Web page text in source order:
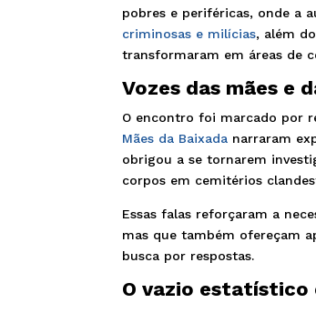
pobres e periféricas, onde a
criminosas e milícias, além
transformaram em áreas de
Vozes das mães e
O encontro foi marcado por
Mães da Baixada narraram
obrigou a se tornarem
corpos em cemitérios
Essas falas reforçaram a
mas que também ofereçam
busca por respostas.
O vazio estatístico